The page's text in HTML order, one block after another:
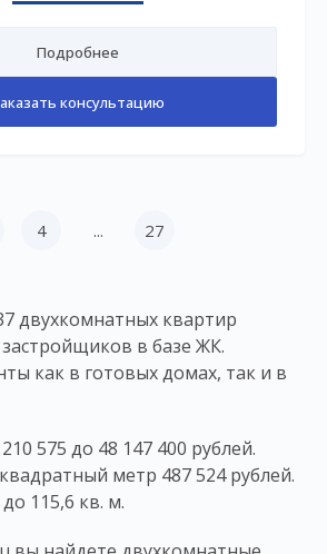
Подробнее
консультацию
4 ... 27
двухкомнатных квартир
застройщиков в базе ЖК.
как в готовых домах, так и в
575 до 48 147 400 рублей.
метр 487 524 рублей.
115,6 кв. м.